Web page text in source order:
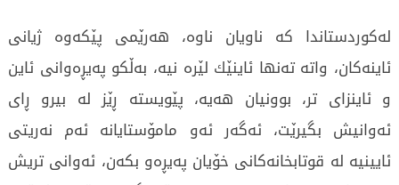
له‌كوردستاندا كه‌ ناویان ناوه‌، هه‌رێمی‌ پێكه‌وه‌ ژیانی‌
ئاینه‌كان، واته‌ ته‌نها ئاینێك لێره‌ نیه‌، به‌ڵكو په‌یڕه‌وانی‌ ئاین
و ئاینزای‌ تر، بوونیان هه‌یه‌، پێویسته‌ ڕێز له‌ بیرو ڕای‌
ئه‌وانیش بگیرێت، ئه‌گه‌ر ئه‌و مامۆستایانه‌ ئه‌م نه‌ریتی‌
ئایینیه‌ له‌ قوتابخانه‌كانی‌ خۆیان په‌یڕه‌و بكه‌ن، ئه‌وانی‌ تریش